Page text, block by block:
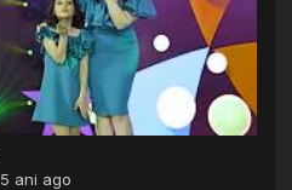
5 ani ago